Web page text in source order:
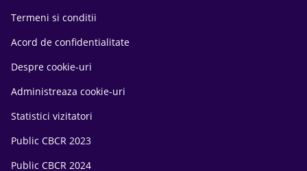
Termeni si conditii
Acord de confidentialitate
Despre cookie-uri
Administreaza cookie-uri
Statistici vizitatori
Public CBCR 2023
Public CBCR 2024